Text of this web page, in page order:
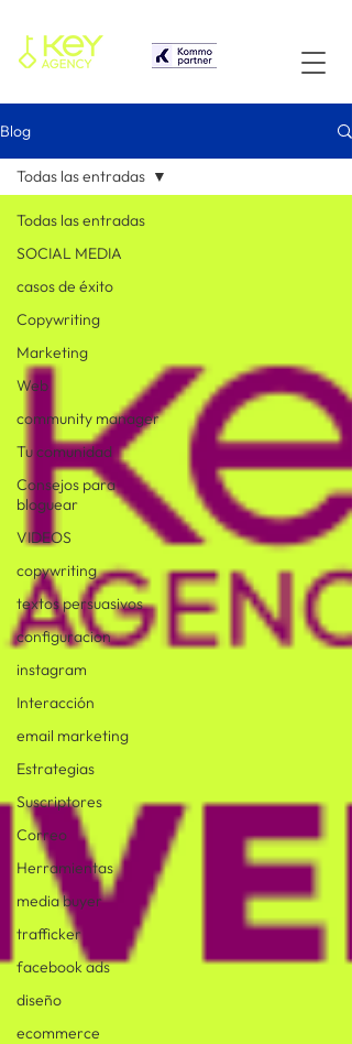
Blog
Todas las entradas
SOCIAL MEDIA
casos de éxito
Copywriting
Marketing
Web
community manager
Tu comunidad
Consejos para
bloguear
VIDEOS
copywriting
textos persuasivos
configuracion
instagram
Interacción
email marketing
Estrategias
Suscriptores
Correo
Herramientas
media buyer
trafficker
facebook ads
diseño
ecommerce
Todas las entradas